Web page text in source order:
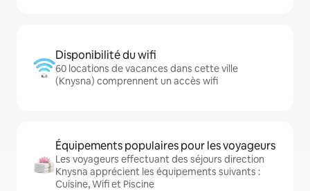
Disponibilité du wifi
60 locations de vacances dans cette ville
(Knysna) comprennent un accès wifi
Équipements populaires pour les voyageurs
Les voyageurs effectuant des séjours direction
Knysna apprécient les équipements suivants :
Cuisine, Wifi et Piscine